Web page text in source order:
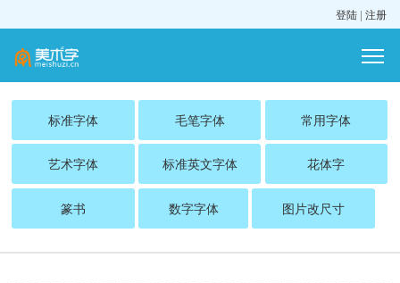
登陆 | 注册
标准字体 毛笔字体 常用字体
艺术字体 标准英文字体 花体字
篆书 数字字体 图片改尺寸